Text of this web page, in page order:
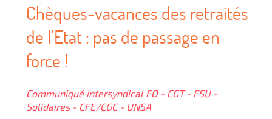
Chèques-vacances des retraités
de l’Etat : pas de passage en
force !
Communiqué intersyndical FO - CGT - FSU -
Solidaires - CFE/CGC - UNSA